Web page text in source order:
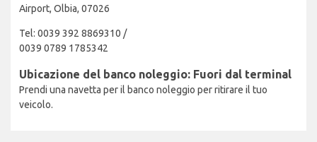
Airport, Olbia, 07026
Tel: 0039 392 8869310 /
0039 0789 1785342
Ubicazione del banco noleggio: Fuori dal terminal
Prendi una navetta per il banco noleggio per ritirare il tuo
veicolo.